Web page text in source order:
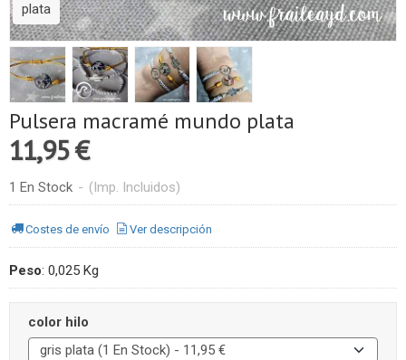
plata
Pulsera macramé mundo plata
11,95 €
1 En Stock - (Imp. Incluidos)
Costes de envío Ver descripción
Peso: 0,025 Kg
color hilo